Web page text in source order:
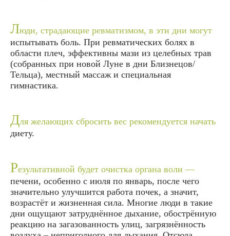
Люди, страдающие ревматизмом, в эти дни могут
испытывать боль. При ревматических болях в
области плеч, эффективны мази из целебных трав
(собранных при новой Луне в дни Близнецов/
Тельца), местный массаж и специальная
гимнастика.
Для желающих сбросить вес рекомендуется начать
диету.
Результативной будет очистка органа воли —
печени, особенно с июля по январь, после чего
значительно улучшится работа почек, а значит,
возрастёт и жизненная сила. Многие люди в такие
дни ощущают затруднённое дыхание, обострённую
реакцию на загазованность улиц, загрязнённость